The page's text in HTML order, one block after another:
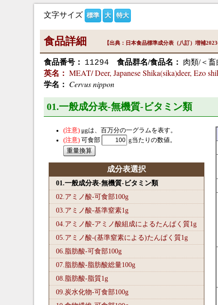
文字サイズ 標準 大 特大
食品詳細 【出典：日本食品標準成分表（八訂）増補
食品番号： 11294 食品群名/食品名：
肉類/＜
英名： MEAT/ Deer, Japanese Shika(sika)deer, Ezo
学名： Cervus nippon
01.一般成分表-無機質-ビタミン類
μgは、百万分の一グラムを表す。
可食部
g当たりの数値。
成分表選択
01.一般成分表-無機質-ビタミン類
02.アミノ酸-可食部100g
03.アミノ酸-基準窒素1g
04.アミノ酸-アミノ酸組成によるたんぱく質1g
05.アミノ酸-(基準窒素による)たんぱく質1g
06.脂肪酸-可食部100g
07.脂肪酸-脂肪酸総量100g
08.脂肪酸-脂質1g
09.炭水化物-可食部100g